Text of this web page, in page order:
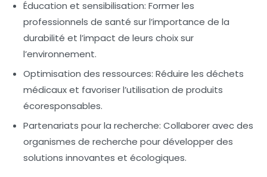
Éducation et sensibilisation: Former les
professionnels de santé sur l’importance de la
durabilité et l’impact de leurs choix sur
l’environnement.
Optimisation des ressources: Réduire les déchets
médicaux et favoriser l’utilisation de produits
écoresponsables.
Partenariats pour la recherche: Collaborer avec des
organismes de recherche pour développer des
solutions innovantes et écologiques.